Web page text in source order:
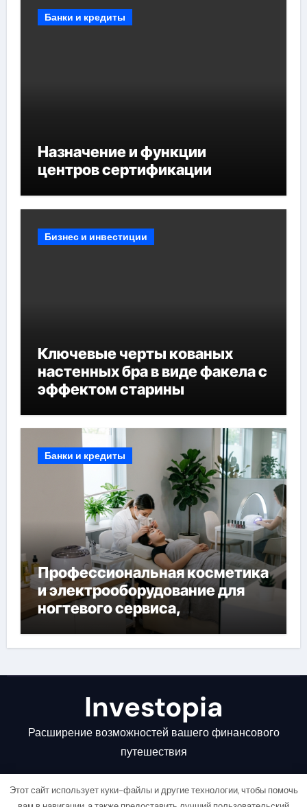
Банки и кредиты
Назначение и функции
центров сертификации
Бизнес и инвестиции
Ключевые черты кованых
настенных бра в виде факела с
эффектом старины
Банки и кредиты
Профессиональная косметика
и электрооборудование для
ногтевого сервиса,
наращивания ресниц и
депиляции
Investopia
Расширение возможностей вашего финансового
путешествия
Этот сайт использует куки-файлы и другие технологии, чтобы помочь